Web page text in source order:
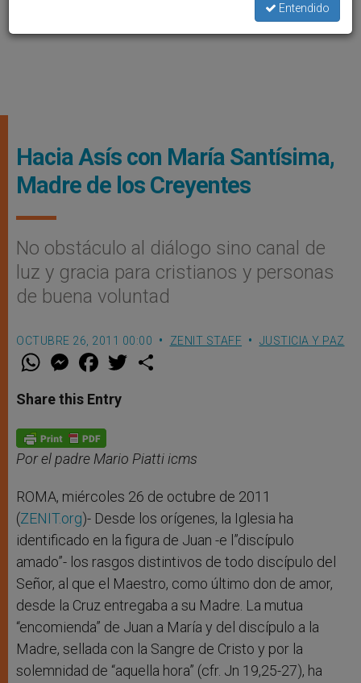
Hacia Asís con María Santísima,
Madre de los Creyentes
No obstáculo al diálogo sino canal de
luz y gracia para cristianos y personas
de buena voluntad
OCTUBRE 26, 2011 00:00 ZENIT STAFF JUSTICIA Y PAZ
W
t
s
p
p
M
e
s
e
g
e
r
F
a
e
b
o
k
w
Share this Entry
Por el padre Mario Piatti icms
ROMA, miércoles 26 de octubre de 2011
(ZENIT.org)- Desde los orígenes, la Iglesia ha
identificado en la figura de Juan -e l”discípulo
amado”- los rasgos distintivos de todo discípulo del
Señor, al que el Maestro, como último don de amor,
desde la Cruz entregaba a su Madre. La mutua
“encomienda” de Juan a María y del discípulo a la
Madre, sellada con la Sangre de Cristo y por la
solemnidad de “aquella hora” (cfr. Jn 19,25-27), ha
Entendido